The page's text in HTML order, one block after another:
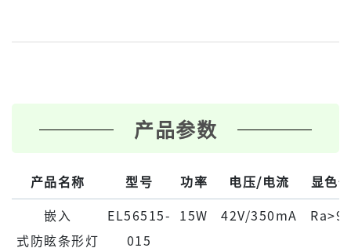
产品参数
产品名称 型号 功率 电压/电流 显色
嵌⼊
式防眩条形灯
EL56515-
015
15W 42V/350mA